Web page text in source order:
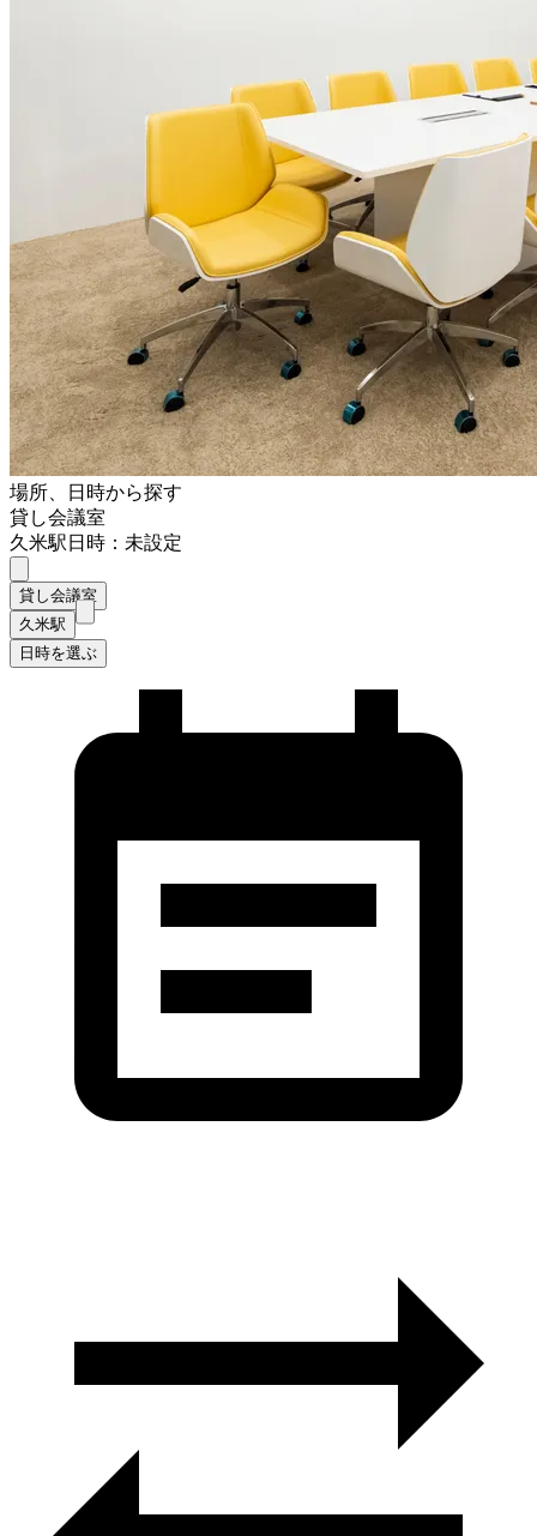
場所、日時から探す
貸し会議室
久米駅日時：未設定
貸し会議室
久米駅
日時を選ぶ